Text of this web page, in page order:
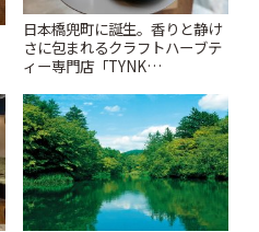
日本橋兜町に誕生。香りと静け
さに包まれるクラフトハーブテ
ィー専門店「TYNK